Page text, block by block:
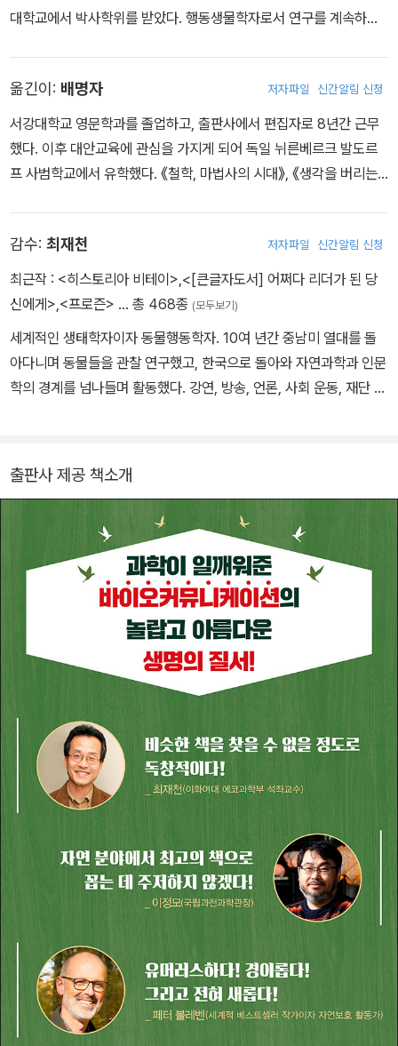
대학교에서 박사학위를 받았다. 행동생물학자로서 연구를 계속하며
하지 않다』가 있다. 홈페이지 www.madlenziege.com
옮긴이: 배명자 저자파일 신간알림 신청
서강대학교 영문학과를 졸업하고, 출판사에서 편집자로 8년간 근무
했다. 이후 대안교육에 관심을 가지게 되어 독일 뉘른베르크 발도르
프 사범학교에서 유학했다. 《철학, 마법사의 시대》, 《생각을 버리는
책을 우리말로 옮겼다.
감수: 최재천 저자파일 신간알림 신청
최근작 : <히스토리아 비테이> <[큰글자도서] 어쩌다 리더가 된 당
신에게> <프로즌> … 총 468종 (모두보기)
세계적인 생태학자이자 동물행동학자. 10여 년간 중남미 열대를 돌
아다니며 동물들을 관찰 연구했고, 한국으로 돌아와 자연과학과 인문
학의 경계를 넘나들며 활동했다. 강연, 방송, 언론, 사회 운동, 재단 활
에서 동물학을 전공하고, 미국 펜실베이니아 주립대학교에서 생태학
석사학위를, 하버드 대학교에서 생물학 박사학위를 받았다. 하버드
대학교 전임강사를 거쳐 미시건 대학교 교수로 재직했다. 1992~19
95년 미시건 소사이어티 오브 펠로우즈 프로그램Michigan Societ
y of Fellows의 주니어 펠로우Junior Fellow에 선정되었으며, 7개
의 국제 학술지 편집위원을 역임했다. 서울대학교 생명과학부 교수,
이화여자대학교 에코과학부 석좌교수, 환경운동연합 공동대표, 한국
생태학회장, 국립생태원 초대원장, 유엔 생물다양성협약 의장 등을
지냈다. 1989년 미국곤충학회 젊은과학자상, 2000년 대한민국과학
문화상, 2002년 국제환경상, 2004년 올해의 여성운동상, 2023년
청암교육상, 2024년 후광학술상을 수상했다. 『다윈 지능』, 『양심』,
『생명이 있는 것은 다 아름답다』, 『과학자의 서재』를 비롯하여 수십
여 권의 책을 쓰고 번역했다. 저서 『개미제국의 발견』의 영문판을 존
스홉킨스 대학교 출판부에서 출간했으며, 아카데믹 출판사Academi
c Press에서 펴낸 『동물행동학 백과사전Encyclopedia of Animal
Behavior』의 총괄 편집장을 맡았다. 케임브리지 대학교 출판부에서
나온 곤충 진화 책 2권의 편집자로도 활동했다. 스승 에드워드 윌슨
의 책을 한국어로 번역한 『통섭』은 베스트셀러에 오르며 학계뿐 아니
라 한국 사회 전반에 걸쳐 경직된 경계 문화를 허무는 엄청난 변화를
일으켰다. 최근에는 찰스 다윈의 책을 연구하고 번역하는 다윈포럼을
이끌고 있다.
출판사 제공 책소개